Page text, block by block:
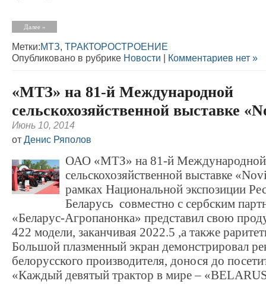
Далее »
Метки:МТЗ, ТРАКТОРОСТРОЕНИЕ
Опубликовано в рубрике Новости | Комментариев нет »
«МТЗ» на 81-й Международной
сельскохозяйственной выставке
Июнь 10, 2014
от Денис Ряполов
ОАО «МТЗ» на 81-й Международной
сельскохозяйственной выставке
рамках Национальной экспозиции
Беларусь совместно с сербским
«Беларус-Агропанонка» представил свою
422 модели, заканчивая 2022.5 ,а также
Большой плазменный экран демонстрировал
белорусского производителя, донося до
«Каждый девятый трактор в мире –